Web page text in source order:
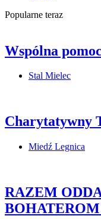
Popularne teraz
Wspólna
Stal Mielec
Charytatywny
Miedź Legnica
RAZEM